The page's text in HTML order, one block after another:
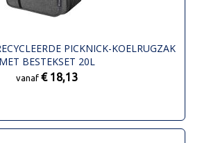
PICKNICK-KOELRUGZAK
MET BESTEKSET 20L
vanaf € 18,13